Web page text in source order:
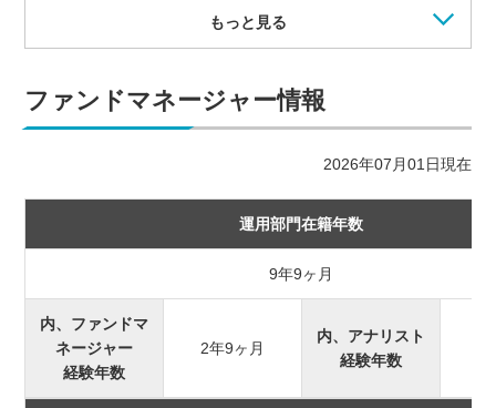
もっと見る
ファンドマネージャー情報
2026年07月01日現在
運用部門在籍年数
9年9ヶ月
内、ファンドマ
ネージャー
経験年数
2年9ヶ月
内、アナリスト
経験年数